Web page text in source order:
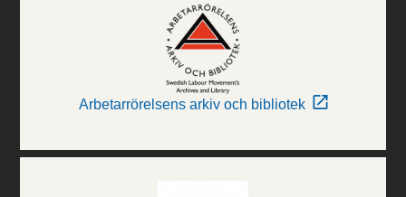
Arbetarrörelsens arkiv och bibliotek